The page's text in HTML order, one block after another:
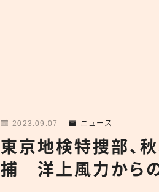
2023.09.07 ニュース
東京地検特捜部、
捕 洋上風力から